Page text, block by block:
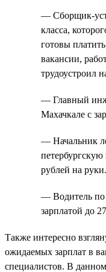
— Сборщик-
класса,
готовы
вакансии,
трудоустроил
— Главный
Махачкале с
— Начальник
рублей на руки.
— Водитель по
зарплатой до
Также интересно
ожидаемых зарплат в
специалистов. В